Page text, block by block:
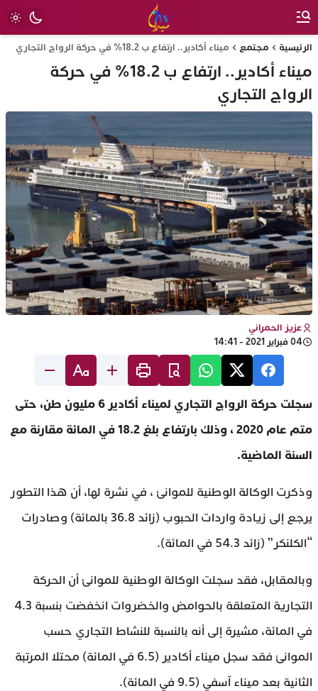
الرئيسية مجتمع ميناء أكادير.. ارتفاع ب 18.2% في حركة الرواج التجاري
ميناء أكادير.. ارتفاع ب 18.2% في حركة
الرواج التجاري
عزيز الحمراني
04 فبراير 2021 - 14:41
سجلت حركة الرواج التجاري لميناء أكادير 6 مليون طن، حتى
متم عام 2020 ، وذلك بارتفاع بلغ 18.2 في المائة مقارنة مع
السنة الماضية.
وذكرت الوكالة الوطنية للموانئ ، في نشرة لها، أن هذا التطور
يرجع إلى زيادة واردات الحبوب (زائد 36.8 بالمائة) وصادرات
“الكلنكر” (زائد 54.3 في المائة).
وبالمقابل، فقد سجلت الوكالة الوطنية للموانئ أن الحركة
التجارية المتعلقة بالحوامض والخضروات انخفضت بنسبة 4.3
في المائة، مشيرة إلى أنه بالنسبة للنشاط التجاري حسب
الموانئ فقد سجل ميناء أكادير (6.5 في المائة) محتلا المرتبة
الثانية بعد ميناء آسفي (9.5 في المائة).